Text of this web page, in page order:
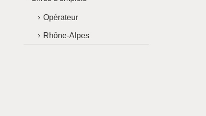
Opérateur
Rhône-Alpes